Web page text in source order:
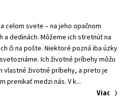
celom svete – na jeho opačnom
a dedinách. Môžeme ich stretnúť na
či na pošte. Niektoré pozná iba úzky
Ich životné príbehy môžu
vlastné životné príbehy, a preto je
Viac